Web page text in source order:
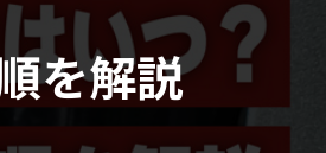
を解説